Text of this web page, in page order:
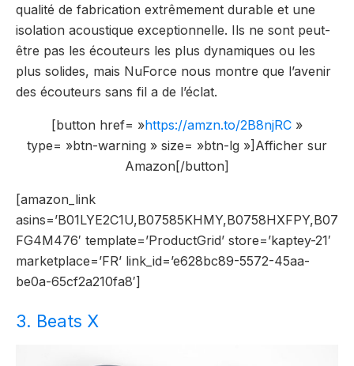
qualité de fabrication extrêmement durable et une
isolation acoustique exceptionnelle. Ils ne sont peut-
être pas les écouteurs les plus dynamiques ou les
plus solides, mais NuForce nous montre que l’avenir
des écouteurs sans fil a de l’éclat.
[button href= »https://amzn.to/2B8njRC »
type= »btn-warning » size= »btn-lg »]Afficher sur
Amazon[/button]
[amazon_link
asins=’B01LYE2C1U,B07585KHMY,B0758HXFPY,B07
FG4M476′ template=’ProductGrid’ store=’kaptey-21′
marketplace=’FR’ link_id=’e628bc89-5572-45aa-
be0a-65cf2a210fa8′]
3. Beats X